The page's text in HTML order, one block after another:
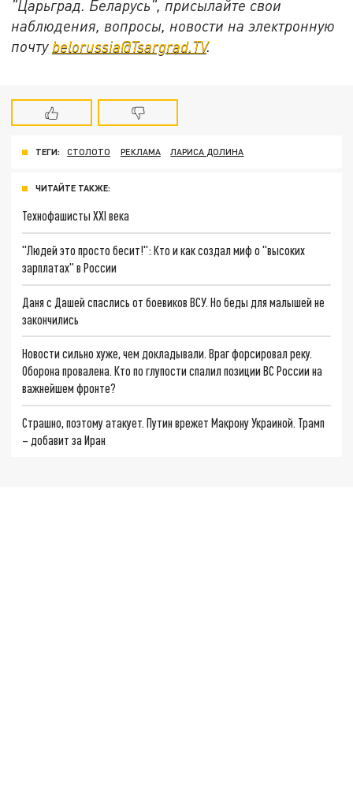
"Царьград. Беларусь", присылайте свои
наблюдения, вопросы, новости на электронную
почту belorussia@Tsargrad.TV.
ТЕГИ: СТОЛОТО РЕКЛАМА ЛАРИСА ДОЛИНА
ЧИТАЙТЕ ТАКЖЕ:
Технофашисты XXI века
"Людей это просто бесит!": Кто и как создал миф о "высоких
зарплатах" в России
Даня с Дашей спаслись от боевиков ВСУ. Но беды для малышей не
закончились
Новости сильно хуже, чем докладывали. Враг форсировал реку.
Оборона провалена. Кто по глупости спалил позиции ВС России на
важнейшем фронте?
Страшно, поэтому атакует. Путин врежет Макрону Украиной. Трамп
– добавит за Иран